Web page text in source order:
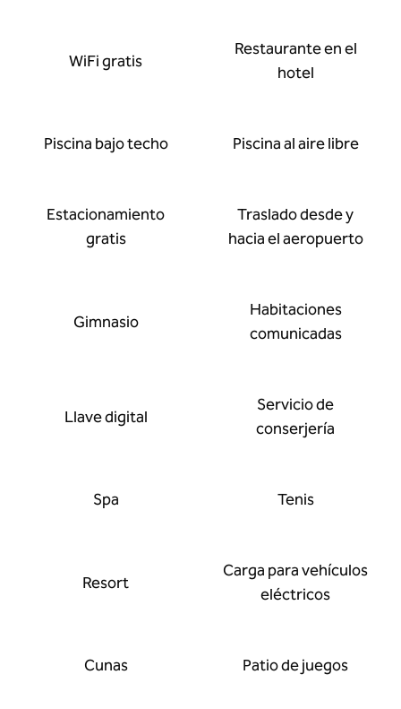
WiFi gratis
Restaurante en el
hotel
Piscina bajo techo Piscina al aire libre
Estacionamiento
gratis
Traslado desde y
hacia el aeropuerto
Gimnasio
Habitaciones
comunicadas
Llave digital
Servicio de
conserjería
Spa Tenis
Resort
Carga para vehículos
eléctricos
Cunas Patio de juegos